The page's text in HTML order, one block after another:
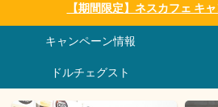
【期間限定】ネスカフェ キ
キャンペーン情報
ドルチェグスト